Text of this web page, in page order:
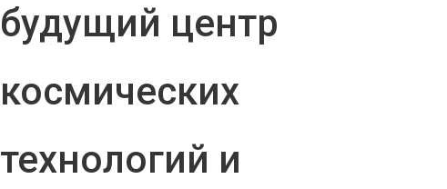
будущий центр
космических
технологий и